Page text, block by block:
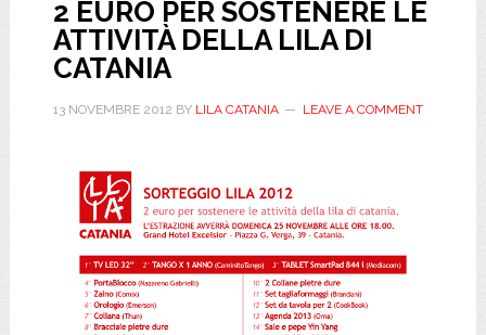
2 EURO PER SOSTENERE LE
ATTIVITÀ DELLA LILA DI
CATANIA
13 NOVEMBRE 2012 BY LILA CATANIA LEAVE A COMMENT